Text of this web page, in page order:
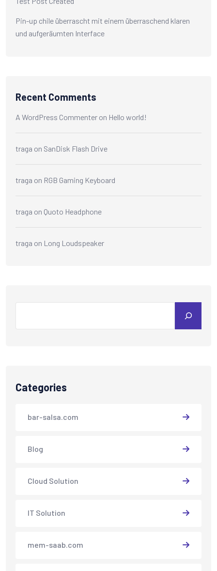
Pin-up chile überrascht mit einem überraschend klaren
und aufgeräumten Interface
Recent Comments
A WordPress Commenter on Hello world!
traga on SanDisk Flash Drive
traga on RGB Gaming Keyboard
traga on Quoto Headphone
traga on Long Loudspeaker
Categories
bar-salsa.com
Blog
Cloud Solution
IT Solution
mem-saab.com